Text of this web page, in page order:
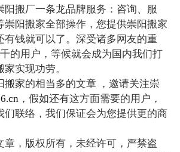
阳搬厂一条龙品牌服务：咨询、服
崇阳搬家全部操作，您提供崇阳搬家
有钱就可以了。深受诸多网友的重
的用户，等候就会成为国内我们打
实现功劳。
搬家的相当多的文章 ，邀请关注崇
，假如还有这方面需要的用户，
们联络，我们保证会为您提供更的商
章，版权所有，未经许可，严禁盗